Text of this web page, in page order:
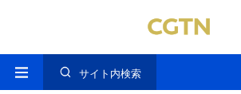
サイト内検索